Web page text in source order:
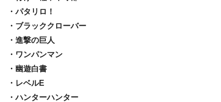
・パタリロ！
・ブラッククローバー
・進撃の巨人
・ワンパンマン
・幽遊白書
・レベルE
・ハンターハンター